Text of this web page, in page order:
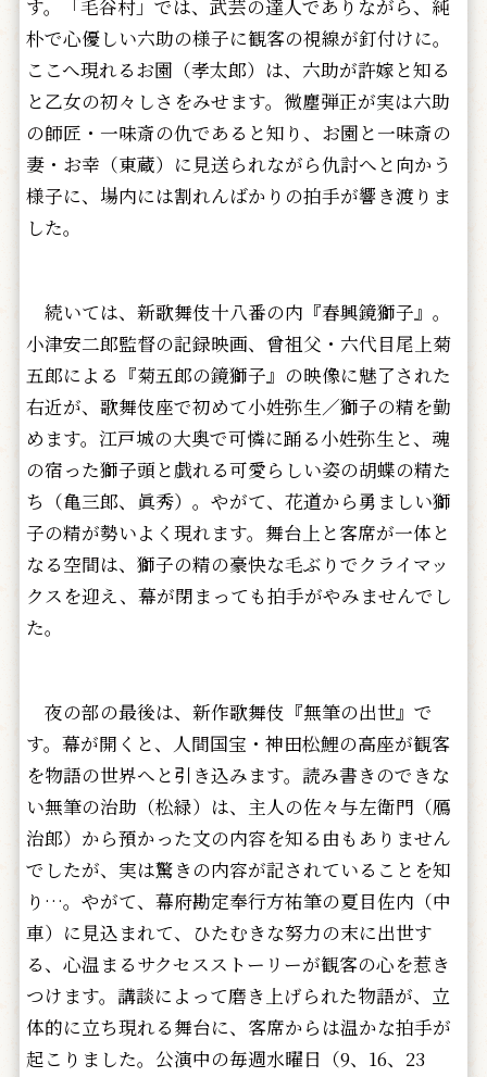
す。「毛谷村」では、武芸の達人でありながら、純
朴で心優しい六助の様子に観客の視線が釘付けに。
ここへ現れるお園（孝太郎）は、六助が許嫁と知る
と乙女の初々しさをみせます。微塵弾正が実は六助
の師匠・一味斎の仇であると知り、お園と一味斎の
妻・お幸（東蔵）に見送られながら仇討へと向かう
様子に、場内には割れんばかりの拍手が響き渡りま
した。
続いては、新歌舞伎十八番の内『春興鏡獅子』。
小津安二郎監督の記録映画、曾祖父・六代目尾上菊
五郎による『菊五郎の鏡獅子』の映像に魅了された
右近が、歌舞伎座で初めて小姓弥生／獅子の精を勤
めます。江戸城の大奥で可憐に踊る小姓弥生と、魂
の宿った獅子頭と戯れる可愛らしい姿の胡蝶の精た
ち（亀三郎、眞秀）。やがて、花道から勇ましい獅
子の精が勢いよく現れます。舞台上と客席が一体と
なる空間は、獅子の精の豪快な毛ぶりでクライマッ
クスを迎え、幕が閉まっても拍手がやみませんでし
た。
夜の部の最後は、新作歌舞伎『無筆の出世』で
す。幕が開くと、人間国宝・神田松鯉の高座が観客
を物語の世界へと引き込みます。読み書きのできな
い無筆の治助（松緑）は、主人の佐々与左衛門（鴈
治郎）から預かった文の内容を知る由もありません
でしたが、実は驚きの内容が記されていることを知
り…。やがて、幕府勘定奉行方祐筆の夏目佐内（中
車）に見込まれて、ひたむきな努力の末に出世す
る、心温まるサクセスストーリーが観客の心を惹き
つけます。講談によって磨き上げられた物語が、立
体的に立ち現れる舞台に、客席からは温かな拍手が
起こりました。公演中の毎週水曜日（9、16、23